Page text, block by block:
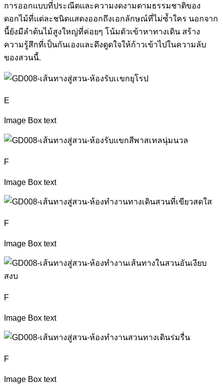
การออกแบบที่ประณีตและความงดงามตามธรรมชาติของ
ดอกไม้ที่แต่ละชนิดแสดงออกถึงเอกลักษณ์ที่ไม่ซ้ำใคร นอกจาก
นี้ยังมีลำต้นไม้สูงใหญ่ที่ค่อยๆ โน้มตัวเข้าหาทางเดิน สร้าง
ความรู้สึกที่เป็นกันเองและดึงดูดใจให้ก้าวเข้าไปในความลับ
ของสวนนี้.
E
Image Box text
F
Image Box text
F
Image Box text
F
Image Box text
F
Image Box text